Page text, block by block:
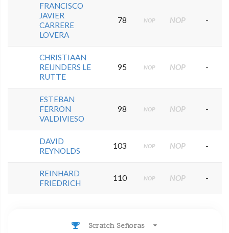
FRANCISCO
JAVIER
CARRERE
LOVERA
78 NOP NOP -
CHRISTIAAN
REIJNDERS LE
RUTTE
95 NOP NOP -
ESTEBAN
FERRON
VALDIVIESO
98 NOP NOP -
DAVID
REYNOLDS
103 NOP NOP -
REINHARD
FRIEDRICH
110 NOP NOP -
Scratch Señoras